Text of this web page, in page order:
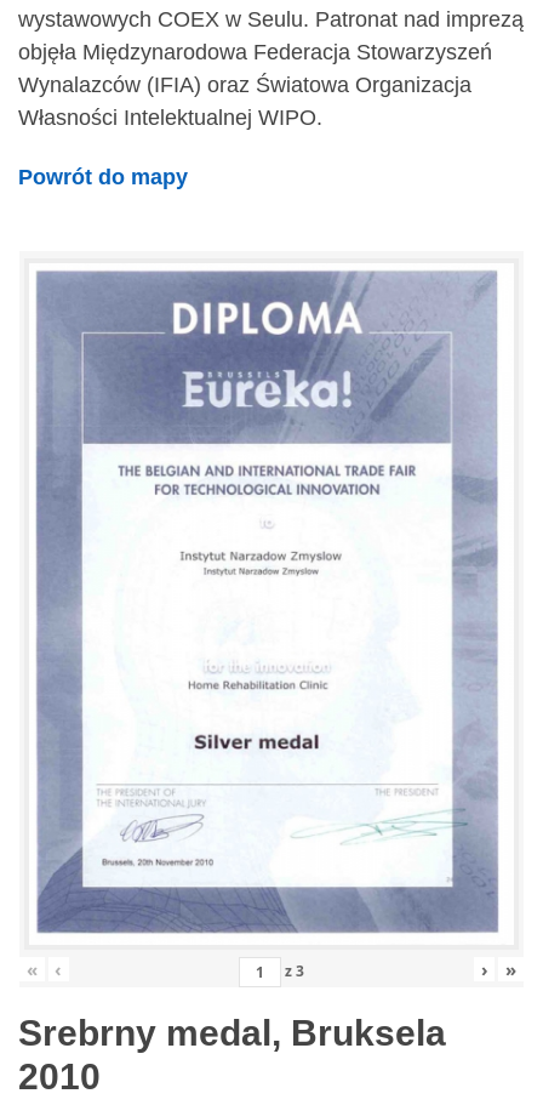
wystawowych COEX w Seulu. Patronat nad imprezą
objęła Międzynarodowa Federacja Stowarzyszeń
Wynalazców (IFIA) oraz Światowa Organizacja
Własności Intelektualnej WIPO.
Powrót do mapy
« ‹ z3 › »
Srebrny medal, Bruksela
2010